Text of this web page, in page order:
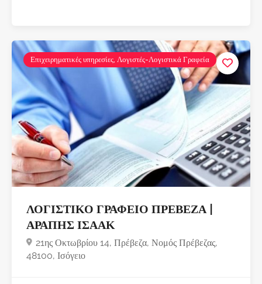
Επιχειρηματικές υπηρεσίες, Λογιστές-Λογιστικά Γραφεία
ΛΟΓΙΣΤΙΚΟ ΓΡΑΦΕΙΟ ΠΡΕΒΕΖΑ |
ΑΡΑΠΗΣ ΙΣΑΑΚ
21ης Οκτωβρίου 14, Πρέβεζα, Νομός Πρέβεζας,
48100, Ισόγειο